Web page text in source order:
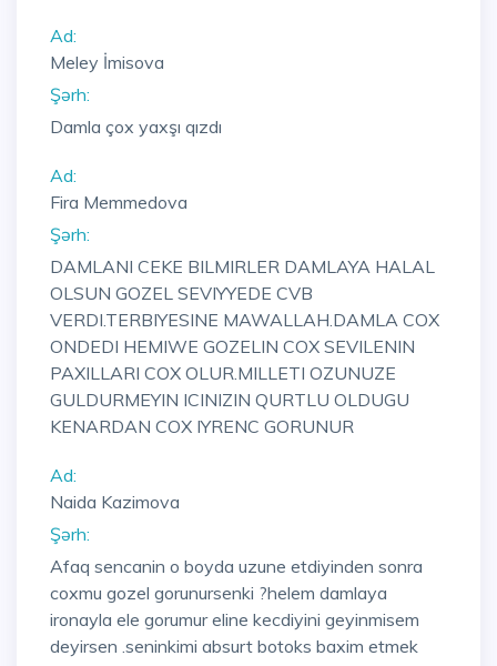
Ad:
Meley İmisova
Şərh:
Damla çox yaxşı qızdı
Ad:
Fira Memmedova
Şərh:
DAMLANI CEKE BILMIRLER DAMLAYA HALAL
OLSUN GOZEL SEVIYYEDE CVB
VERDI.TERBIYESINE MAWALLAH.DAMLA COX
ONDEDI HEMIWE GOZELIN COX SEVILENIN
PAXILLARI COX OLUR.MILLETI OZUNUZE
GULDURMEYIN ICINIZIN QURTLU OLDUGU
KENARDAN COX IYRENC GORUNUR
Ad:
Naida Kazimova
Şərh:
Afaq sencanin o boyda uzune etdiyinden sonra
coxmu gozel gorunursenki ?helem damlaya
ironayla ele gorumur eline kecdiyini geyinmisem
deyirsen .seninkimi absurt botoks baxim etmek